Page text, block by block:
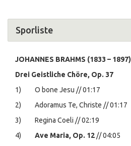
Sporliste
JOHANNES BRAHMS (1833 – 1897)
Drei Geistliche Chöre, Op. 37
1) O bone Jesu // 01:17
2) Adoramus Te, Christe // 01:17
3) Regina Coeli // 02:19
4) Ave Maria, Op. 12 // 04:05